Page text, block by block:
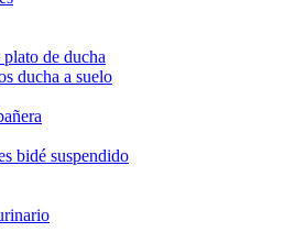
de ducha
ducha a suelo
bidé suspendido